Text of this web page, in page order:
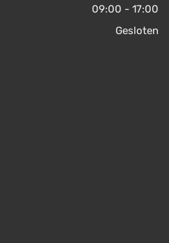
09:00 - 17:00
Gesloten